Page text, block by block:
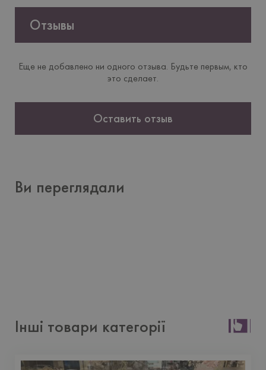
Отзывы
Еще не добавлено ни одного отзыва. Будьте первым, кто
это сделает.
Оставить отзыв
Ви переглядали
Інші товари категорії